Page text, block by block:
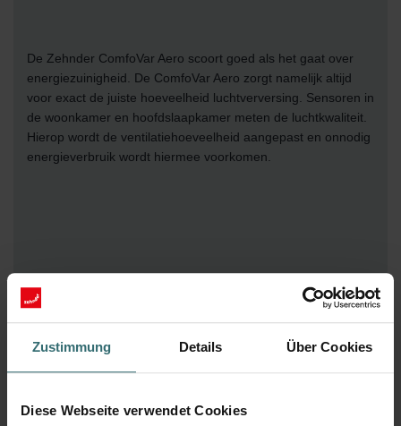
Zustimmung Details Über Cookies
Diese Webseite verwendet Cookies
De Zehnder ComfoVar Aero scoort goed als het gaat over
energiezuinigheid. De ComfoVar Aero zorgt namelijk altijd
voor exact de juiste hoeveelheid luchtverversing. Sensoren in
de woonkamer en hoofdslaapkamer meten de luchtkwaliteit.
Hierop wordt de ventilatiehoeveelheid aangepast en onnodig
energieverbruik wordt hiermee voorkomen.
ComfoVar Aero in combinatie met de
ComfoAir Q